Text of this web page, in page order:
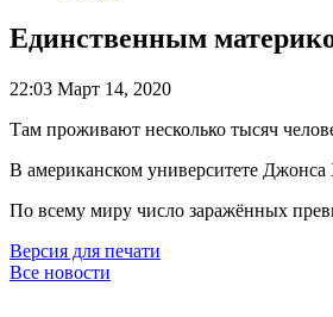
Единственным
22:03 Март 14, 2020
Там проживают несколько тысяч
В американском университете
По всему миру число заражённых
Версия для печати
Все новости